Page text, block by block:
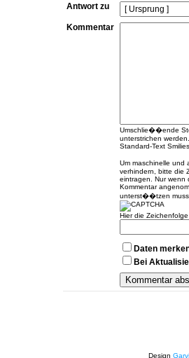
Antwort zu
Kommentar
Umschlie��ende
unterstrichen werden.
Standard-Text
Um maschinelle
verhindern, bitte die
eintragen. Nur wenn
Kommentar
unterst��tzen muss
Hier die
Daten
Bei
Design